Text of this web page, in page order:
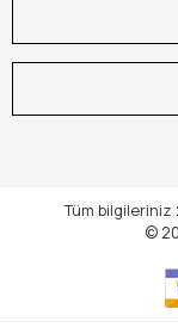
Tüm bilgileriniz
©